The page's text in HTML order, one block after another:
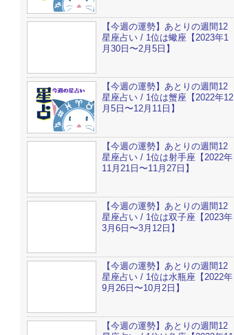
【今週の運勢】あとりの週間12
星座占い / 1位は蠍座【2023年1
月30日〜2月5日】
【今週の運勢】あとりの週間12
星座占い / 1位は蟹座【2022年12
月5日〜12月11日】
【今週の運勢】あとりの週間12
星座占い / 1位は射手座【2022年
11月21日〜11月27日】
【今週の運勢】あとりの週間12
星座占い / 1位は双子座【2023年
3月6日〜3月12日】
【今週の運勢】あとりの週間12
星座占い / 1位は水瓶座【2022年
9月26日〜10月2日】
【今週の運勢】あとりの週間12